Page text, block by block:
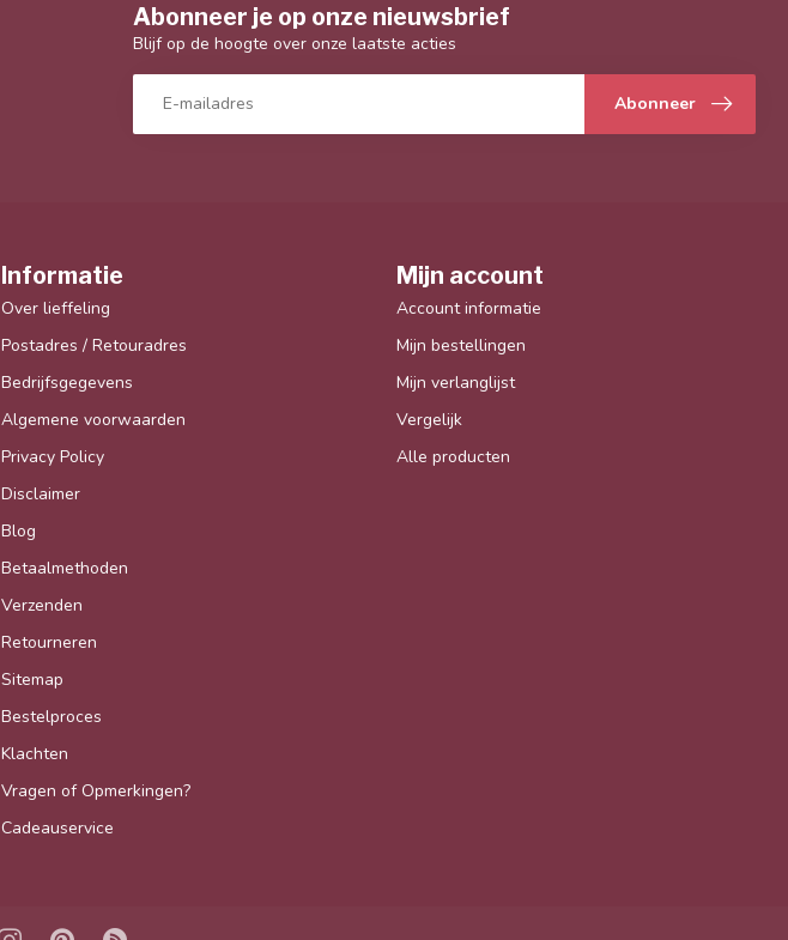
Abonneer je op onze nieuwsbrief
Blijf op de hoogte over onze laatste acties
Abonneer
Informatie
Over lieffeling
Postadres / Retouradres
Bedrijfsgegevens
Algemene voorwaarden
Privacy Policy
Disclaimer
Blog
Betaalmethoden
Verzenden
Retourneren
Sitemap
Bestelproces
Klachten
Vragen of Opmerkingen?
Cadeauservice
Mijn account
Account informatie
Mijn bestellingen
Mijn verlanglijst
Vergelijk
Alle producten